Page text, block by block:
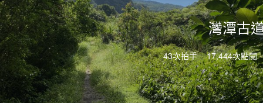
灣潭古
43次拍手 17,444次點閱